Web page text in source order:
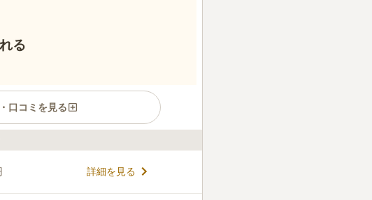
る
口コミを見る
リアに位置しています。 小川や権津川が
風を感じられます。 うららかな陽射しが
詳細を見る